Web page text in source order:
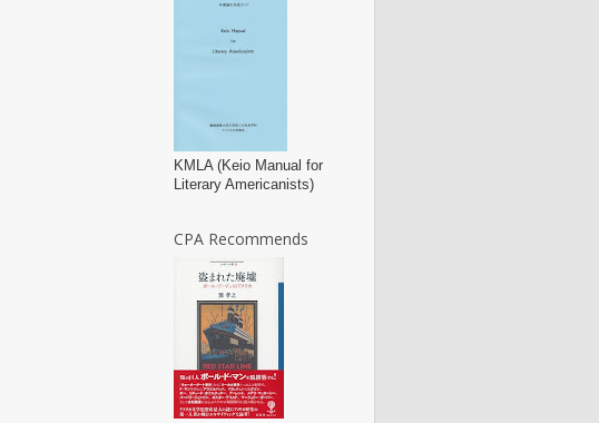
KMLA (Keio Manual for
Literary Americanists)
CPA Recommends